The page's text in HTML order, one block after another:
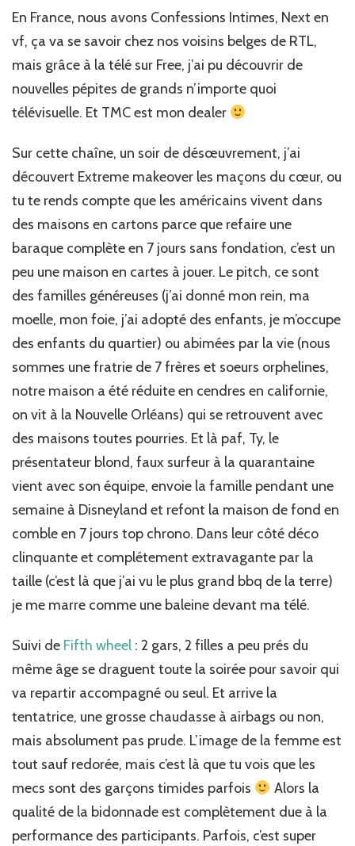
je
voudrais
En France, nous avons Confessions Intimes, Next en
vf, ça va se savoir chez nos voisins belges de RTL,
mais grâce à la télé sur Free, j’ai pu découvrir de
nouvelles pépites de grands n’importe quoi
télévisuelle. Et TMC est mon dealer
Sur cette chaîne, un soir de désœuvrement, j’ai
découvert Extreme makeover les maçons du cœur, ou
tu te rends compte que les américains vivent dans
des maisons en cartons parce que refaire une
baraque complète en 7 jours sans fondation, c’est un
peu une maison en cartes à jouer. Le pitch, ce sont
des familles généreuses (j’ai donné mon rein, ma
moelle, mon foie, j’ai adopté des enfants, je m’occupe
des enfants du quartier) ou abimées par la vie (nous
sommes une fratrie de 7 frères et soeurs orphelines,
notre maison a été réduite en cendres en californie,
on vit à la Nouvelle Orléans) qui se retrouvent avec
des maisons toutes pourries. Et là paf, Ty, le
présentateur blond, faux surfeur à la quarantaine
vient avec son équipe, envoie la famille pendant une
semaine à Disneyland et refont la maison de fond en
comble en 7 jours top chrono. Dans leur côté déco
clinquante et complétement extravagante par la
taille (c’est là que j’ai vu le plus grand bbq de la terre)
je me marre comme une baleine devant ma télé.
Suivi de Fifth wheel : 2 gars, 2 filles a peu prés du
même âge se draguent toute la soirée pour savoir qui
va repartir accompagné ou seul. Et arrive la
tentatrice, une grosse chaudasse à airbags ou non,
mais absolument pas prude. L’image de la femme est
tout sauf redorée, mais c’est là que tu vois que les
mecs sont des garçons timides parfois
Alors la
qualité de la bidonnade est complètement due à la
performance des participants. Parfois, c’est super